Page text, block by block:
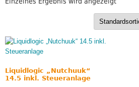
Liquidlogic „Nutchuuk“
14.5 inkl. Steueranlage